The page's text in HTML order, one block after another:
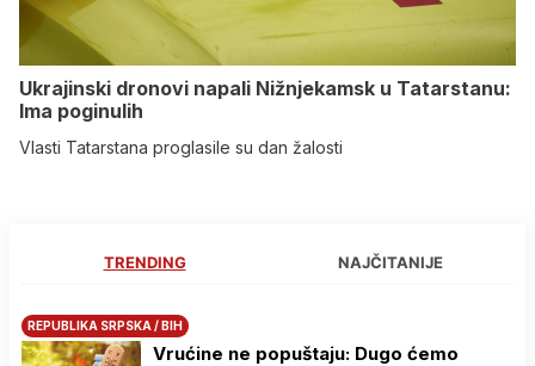
Ukrajinski dronovi napali Nižnjekamsk u Tatarstanu:
Ima poginulih
Vlasti Tatarstana proglasile su dan žalosti
TRENDING NAJČITANIJE
REPUBLIKA SRPSKA / BIH
Vrućine ne popuštaju: Dugo ćemo